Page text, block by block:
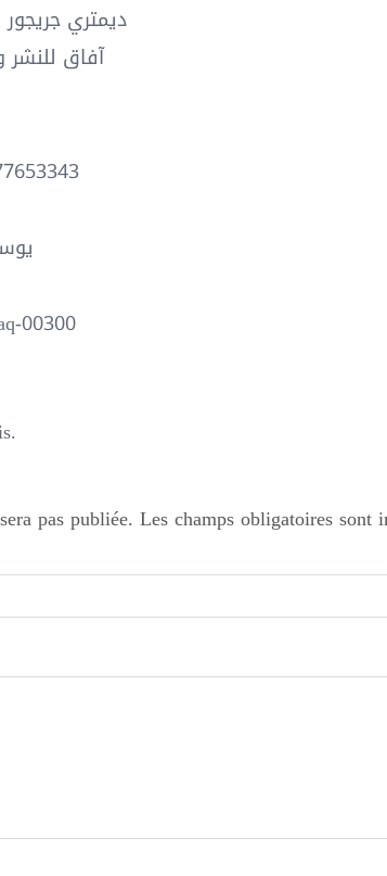
ديمتري
آفاق للنشر
00300
pas publiée. Les champs obligatoires sont